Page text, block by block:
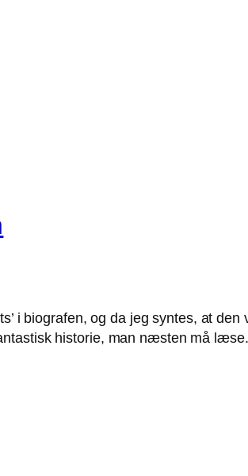
i biografen, og da jeg syntes, at
historie, man næsten må læse.